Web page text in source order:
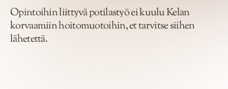
Opintoihin liittyvä potilastyö ei kuulu Kelan
korvaamiin hoitomuotoihin, et tarvitse siihen
lähetettä.